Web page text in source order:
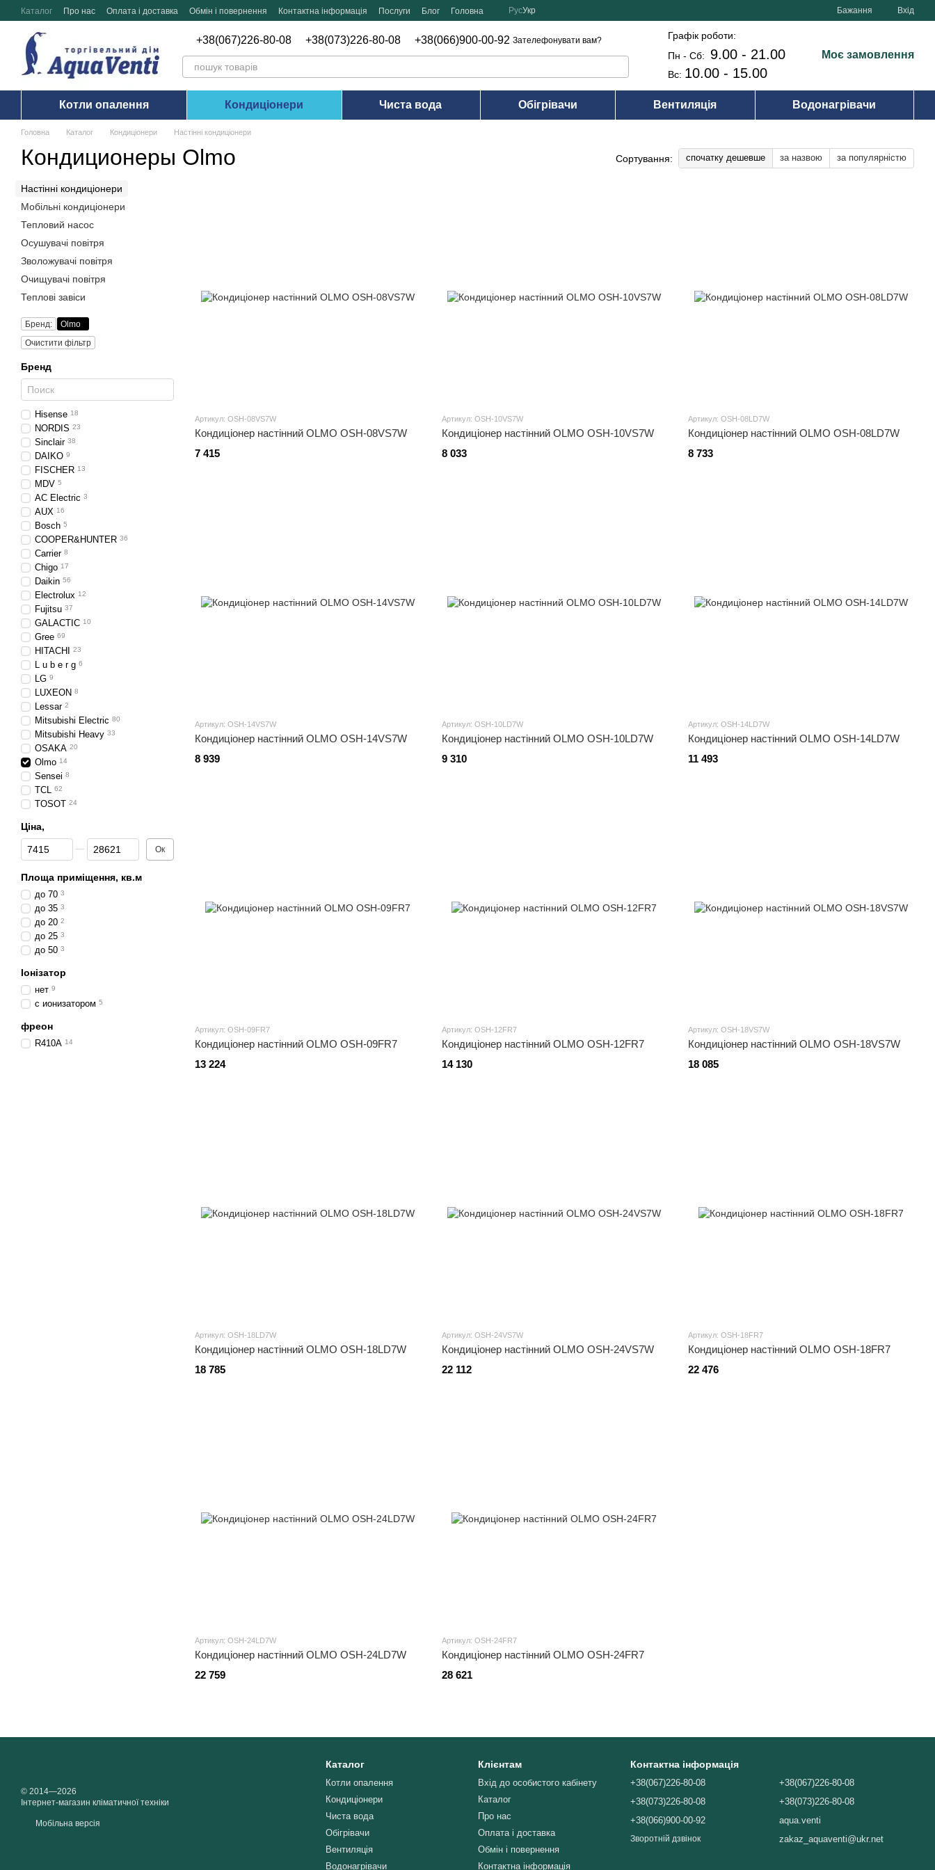
Перейти до основного контенту
Каталог Про нас Оплата і доставка Обмін і повернення Контактна інформація Послуги Блог Головна РусУкр Бажання Вхід
+38(067)226-80-08 +38(073)226-80-08 +38(066)900-00-92 Зателефонувати вам?
Графік роботи:
Пн - Сб: 9.00 - 21.00
Вс: 10.00 - 15.00
Моє замовлення
Котли опалення Кондиціонери Чиста вода Обігрівачи Вентиляція Водонагрівачи
Головна Каталог Кондиціонери Настінні кондиціонери
Кондиционеры Olmo Сортування: спочатку дешевше за назвою за популярністю
Артикул: OSH-08VS7W
Кондиціонер настінний OLMO OSH-08VS7W
7 415
Артикул: OSH-10VS7W
Кондиціонер настінний OLMO OSH-10VS7W
8 033
Артикул: OSH-08LD7W
Кондиціонер настінний OLMO OSH-08LD7W
8 733
Артикул: OSH-14VS7W
Кондиціонер настінний OLMO OSH-14VS7W
8 939
Артикул: OSH-10LD7W
Кондиціонер настінний OLMO OSH-10LD7W
9 310
Артикул: OSH-14LD7W
Кондиціонер настінний OLMO OSH-14LD7W
11 493
Артикул: OSH-09FR7
Кондиціонер настінний OLMO OSH-09FR7
13 224
Артикул: OSH-12FR7
Кондиціонер настінний OLMO OSH-12FR7
14 130
Артикул: OSH-18VS7W
Кондиціонер настінний OLMO OSH-18VS7W
18 085
Артикул: OSH-18LD7W
Кондиціонер настінний OLMO OSH-18LD7W
18 785
Артикул: OSH-24VS7W
Кондиціонер настінний OLMO OSH-24VS7W
22 112
Артикул: OSH-18FR7
Кондиціонер настінний OLMO OSH-18FR7
22 476
Артикул: OSH-24LD7W
Кондиціонер настінний OLMO OSH-24LD7W
22 759
Артикул: OSH-24FR7
Кондиціонер настінний OLMO OSH-24FR7
28 621
Настінні кондиціонери
Мобільні кондиціонери
Тепловий насос
Осушувачі повітря
Зволожувачі повітря
Очищувачі повітря
Теплові завіси
Бренд:
Olmo
Очистити фільтр
Бренд
Hisense 18
NORDIS 23
Sinclair 38
DAIKO 9
FISCHER 13
MDV 5
AC Electric 3
AUX 16
Bosch 5
COOPER&HUNTER 36
Carrier 8
Chigo 17
Daikin 56
Electrolux 12
Fujitsu 37
GALACTIC 10
Gree 69
HITACHI 23
L u b e r g 6
LG 9
LUXEON 8
Lessar 2
Mitsubishi Electric 80
Mitsubishi Heavy 33
OSAKA 20
Olmo 14
Sensei 8
TCL 62
TOSOT 24
Ціна,
Від Ціна,
До Ціна, Ок
Площа приміщення, кв.м
до 70 3
до 35 3
до 20 2
до 25 3
до 50 3
Іонізатор
нет 9
с ионизатором 5
фреон
R410A 14
© 2014—2026
Інтернет-магазин кліматичної техніки
Мобільна версія
Каталог
Котли опалення
Кондиціонери
Чиста вода
Обігрівачи
Вентиляція
Водонагрівачи
Клієнтам
Вхід до особистого кабінету
Каталог
Про нас
Оплата і доставка
Обмін і повернення
Контактна інформація
Контактна інформація
+38(067)226-80-08
+38(073)226-80-08
+38(066)900-00-92
Зворотній дзвінок
+38(067)226-80-08
+38(073)226-80-08
aqua.venti
zakaz_aquaventi@ukr.net